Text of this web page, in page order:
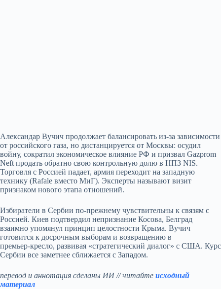
Александар Вучич продолжает балансировать из‑за зависимости
от российского газа, но дистанцируется от Москвы: осудил
войну, сократил экономическое влияние РФ и призвал Gazprom
Neft продать обратно свою контрольную долю в НПЗ NIS.
Торговля с Россией падает, армия переходит на западную
технику (Rafale вместо МиГ). Эксперты называют визит
признаком нового этапа отношений.
Избиратели в Сербии по‑прежнему чувствительны к связям с
Россией. Киев подтвердил непризнание Косова, Белград
взаимно упомянул принцип целостности Крыма. Вучич
готовится к досрочным выборам и возвращению в
премьер‑кресло, развивая «стратегический диалог» с США. Курс
Сербии все заметнее сближается с Западом.
перевод и аннотация сделаны ИИ // читайте исходный
материал